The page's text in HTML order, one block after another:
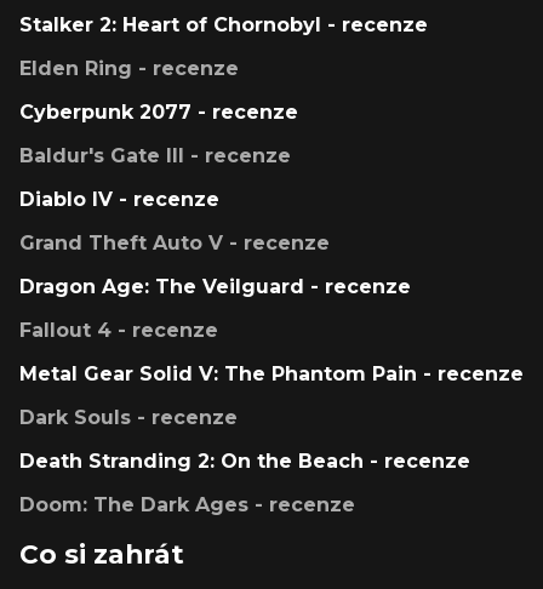
Stalker 2: Heart of Chornobyl - recenze
Elden Ring - recenze
Cyberpunk 2077 - recenze
Baldur's Gate III - recenze
Diablo IV - recenze
Grand Theft Auto V - recenze
Dragon Age: The Veilguard - recenze
Fallout 4 - recenze
Metal Gear Solid V: The Phantom Pain - recenze
Dark Souls - recenze
Death Stranding 2: On the Beach - recenze
Doom: The Dark Ages - recenze
Co si zahrát